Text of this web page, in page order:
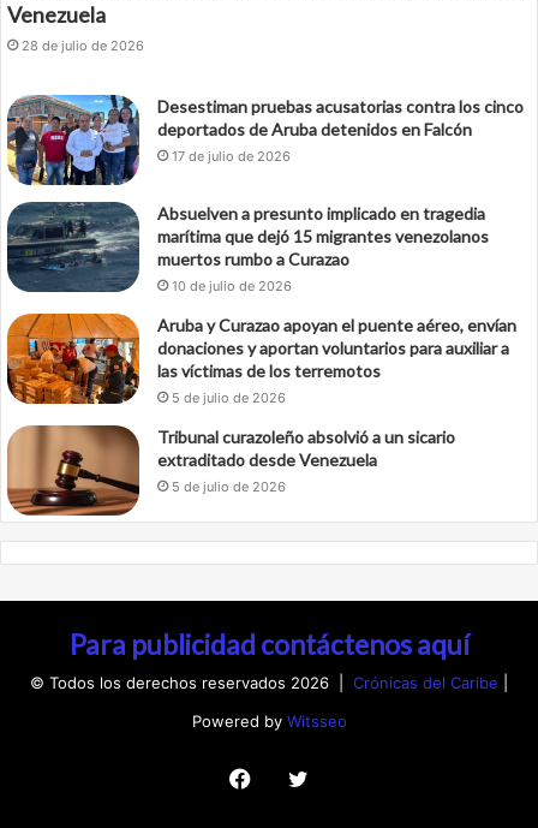
Venezuela
28 de julio de 2026
Desestiman pruebas acusatorias contra los cinco
deportados de Aruba detenidos en Falcón
17 de julio de 2026
Absuelven a presunto implicado en tragedia
marítima que dejó 15 migrantes venezolanos
muertos rumbo a Curazao
10 de julio de 2026
Aruba y Curazao apoyan el puente aéreo, envían
donaciones y aportan voluntarios para auxiliar a
las víctimas de los terremotos
5 de julio de 2026
Tribunal curazoleño absolvió a un sicario
extraditado desde Venezuela
5 de julio de 2026
Para publicidad contáctenos aquí
© Todos los derechos reservados 2026 | Crónicas del Caribe
Powered by Witsseo
Facebook